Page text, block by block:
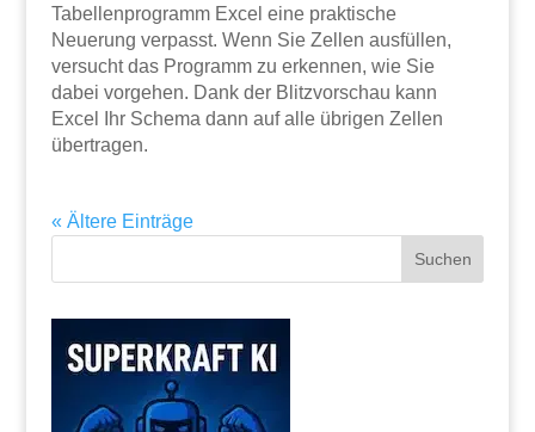
Tabellenprogramm Excel eine praktische
Neuerung verpasst. Wenn Sie Zellen ausfüllen,
versucht das Programm zu erkennen, wie Sie
dabei vorgehen. Dank der Blitzvorschau kann
Excel Ihr Schema dann auf alle übrigen Zellen
übertragen.
« Ältere Einträge